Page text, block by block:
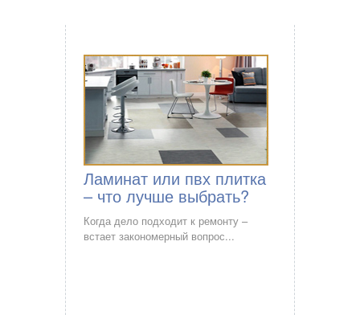
Ламинат или пвх плитка
– что лучше выбрать?
Когда дело подходит к ремонту –
встает закономерный вопрос...